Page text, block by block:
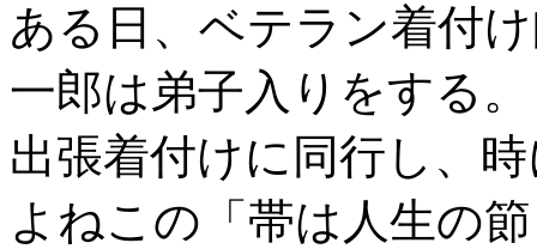
ある日、ベテラン着付
一郎は弟子入りをする。
出張着付けに同行し、
よねこの「帯は人生の